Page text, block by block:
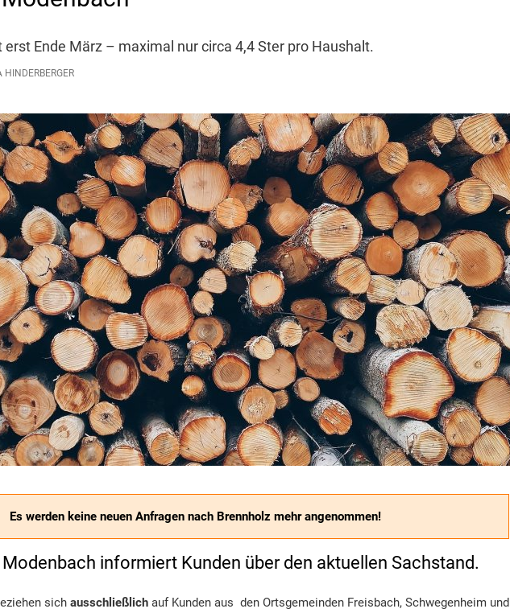
Ende März – maximal nur circa 4,4 Ster pro Haushalt.
Es werden keine neuen Anfragen nach Brennholz mehr angenommen!
informiert Kunden über den aktuellen Sachstand.
sich ausschließlich auf Kunden aus den Ortsgemeinden Freisbach, Schwegenheim und